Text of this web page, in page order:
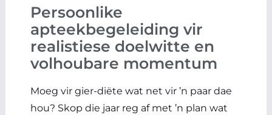
Persoonlike
apteekbegeleiding vir
realistiese doelwitte en
volhoubare momentum
Moeg vir gier-diëte wat net vir ’n paar dae
hou? Skop die jaar reg af met ’n plan wat